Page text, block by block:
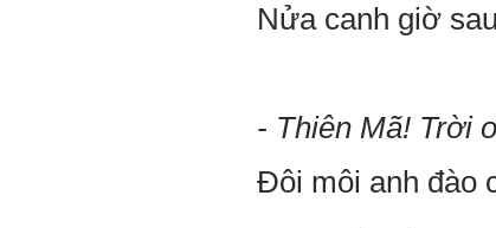
Nửa canh giờ
- Thiên Mã! Trời
Đôi môi anh đào